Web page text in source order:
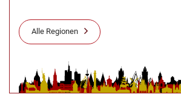
Alle Regionen